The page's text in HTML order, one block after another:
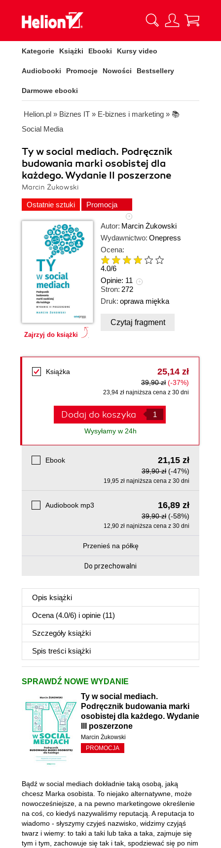
Kategorie Książki Ebooki Kursy video
Audiobooki Promocje Nowości Bestsellery
Darmowe ebooki
Helion.pl » Biznes IT » E-biznes i marketing » 📚
Social Media
Ty w social mediach. Podręcznik
budowania marki osobistej dla
każdego. Wydanie II poszerzone
Marcin Żukowski
Ostatnie sztuki Promocja
Zajrzyj do książki
Autor: Marcin Żukowski
Wydawnictwo: Onepress
Ocena:
4.0/6
Opinie: 11
Stron: 272
Druk: oprawa miękka
Czytaj fragment
Książka 25,14 zł
39,90 zł (-37%)
23,94 zł najniższa cena z 30 dni
Dodaj do koszyka
Wysyłamy w 24h
Ebook 21,15 zł
39,90 zł (-47%)
19,95 zł najniższa cena z 30 dni
Audiobook mp3 16,89 zł
39,90 zł (-58%)
12,90 zł najniższa cena z 30 dni
Przenieś na półkę
Do przechowalni
Opis książki
Ocena (4.0/6) i opinie (11)
Szczegóły książki
Spis treści książki
SPRAWDŹ NOWE WYDANIE
Ty w social mediach.
Podręcznik budowania marki
osobistej dla każdego. Wydanie
III poszerzone
Marcin Żukowski
PROMOCJA
Bądź w social mediach dokładnie taką osobą, jaką
chcesz Marka osobista. To niejako alternatywne, może
nowocześniejsze, a na pewno marketingowe określenie
na coś, co kiedyś nazywaliśmy reputacją. A reputacja to
wiadomo - słyszymy czyjeś nazwisko, widzimy czyjąś
twarz i wiemy: to taki a taki lub taka a taka, zajmuje się
tym i tym, zachowuje się tak i tak, spodziewać się po nim